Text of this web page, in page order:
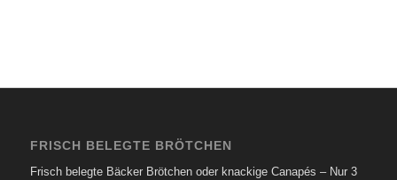
FRISCH BELEGTE BRÖTCHEN
Frisch belegte Bäcker Brötchen oder knackige Canapés – Nur 3